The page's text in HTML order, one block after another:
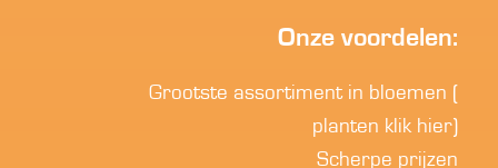
Onze voordelen:
Grootste assortiment in bloemen (
planten klik hier)
Scherpe prijzen